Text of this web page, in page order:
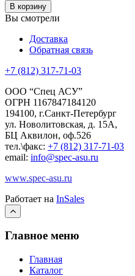
В корзину
Вы смотрели
Доставка
Обратная связь
+7 (812) 317-71-03
ООО “Спец АСУ”
ОГРН 1167847184120
194100, г.Санкт-Петербург
ул. Новолитовская, д. 15А,
БЦ Аквилон, оф.526
тел.\факс: +7 (812) 317-71-03
email: info@spec-asu.ru
www.spec-asu.ru
Работает на InSales
Главное меню
Главная
Каталог